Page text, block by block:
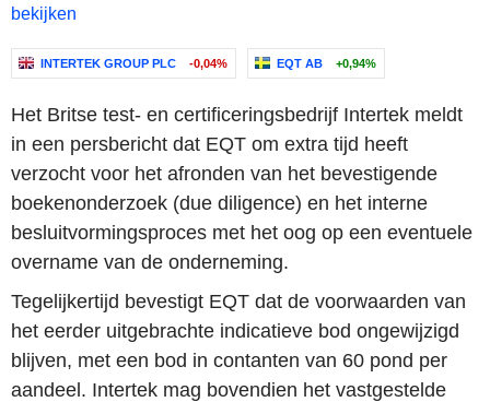
bekijken
INTERTEK GROUP PLC -0,04% EQT AB +0,94%
Het Britse test- en certificeringsbedrijf Intertek meldt
in een persbericht dat EQT om extra tijd heeft
verzocht voor het afronden van het bevestigende
boekenonderzoek (due diligence) en het interne
besluitvormingsproces met het oog op een eventuele
overname van de onderneming.
Tegelijkertijd bevestigt EQT dat de voorwaarden van
het eerder uitgebrachte indicatieve bod ongewijzigd
blijven, met een bod in contanten van 60 pond per
aandeel. Intertek mag bovendien het vastgestelde